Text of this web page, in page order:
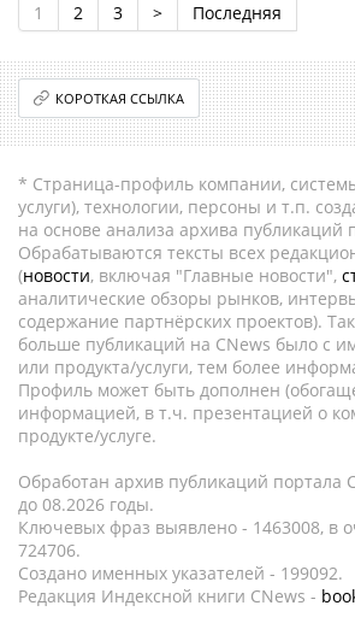
1 2 3 > Последняя
КОРОТКАЯ ССЫЛКА
* Страница-профиль компании,
услуги), технологии, персоны и т.п.
на основе анализа архива публикаций
Обрабатываются тексты всех
(новости, включая "Главные новости",
аналитические обзоры рынков,
содержание партнёрских проектов).
больше публикаций на CNews было с
или продукта/услуги, тем более
Профиль может быть дополнен
информацией, в т.ч. презентацией о
продукте/услуге.
Обработан архив публикаций портала
до 08.2026 годы.
Ключевых фраз выявлено - 1463008, в
724706.
Создано именных указателей - 199092.
Редакция Индексной книги CNews -